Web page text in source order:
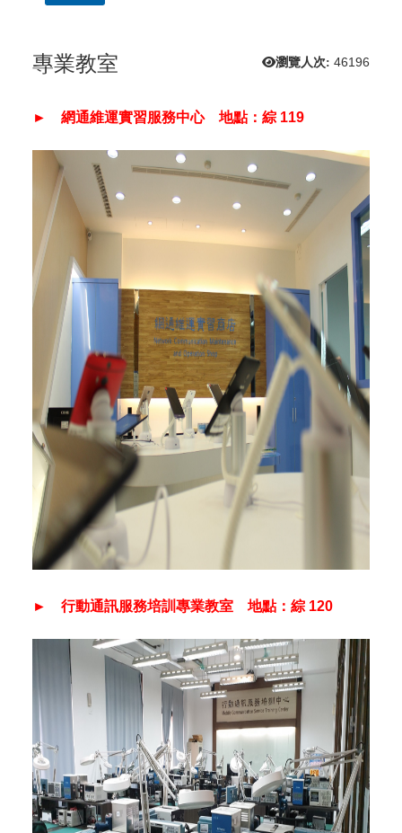
瀏覽人次: 46196
專業教室
► 網通維運實習服務中心 地點：綜 119
► 行動通訊服務培訓專業教室 地點：綜 120